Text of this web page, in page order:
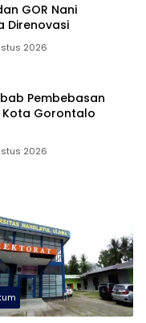
GOR Nani
Direnovasi
2026
Pembebasan
Kota Gorontalo
2026